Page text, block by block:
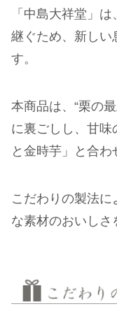
「中島大祥堂」
継ぐため、新しい
す。
本商品は、“栗の
に裏ごしし、甘味
と金時芋」と合わ
こだわりの製法
な素材のおいしさ